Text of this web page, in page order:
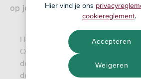
op je huis voor jou betekent.
Het beslag wordt gelegd door een
Omdat jouw hypotheek bij ons
deurwaarder ons hier ook over.
deurwaarder het beslag
Hier vind je ons
cookiereglement.
Weigeren
Accepteren